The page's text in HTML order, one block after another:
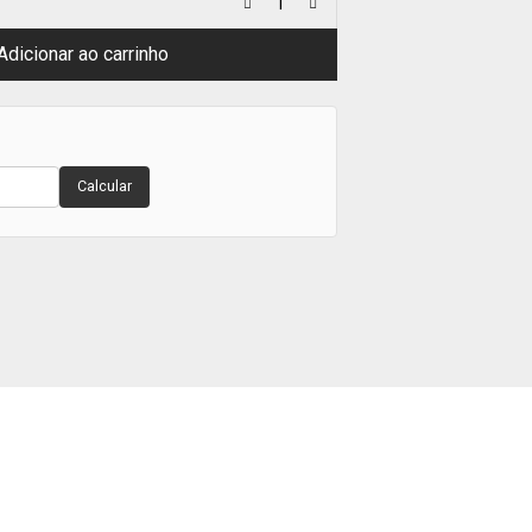
ao carrinho
Calcular